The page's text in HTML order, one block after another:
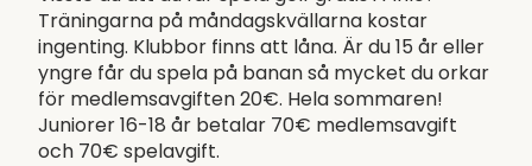
Träningarna på måndagskvällarna kostar
ingenting. Klubbor finns att låna. Är du 15 år eller
yngre får du spela på banan så mycket du orkar
för medlemsavgiften 20€. Hela sommaren!
Juniorer 16-18 år betalar 70€ medlemsavgift
och 70€ spelavgift.